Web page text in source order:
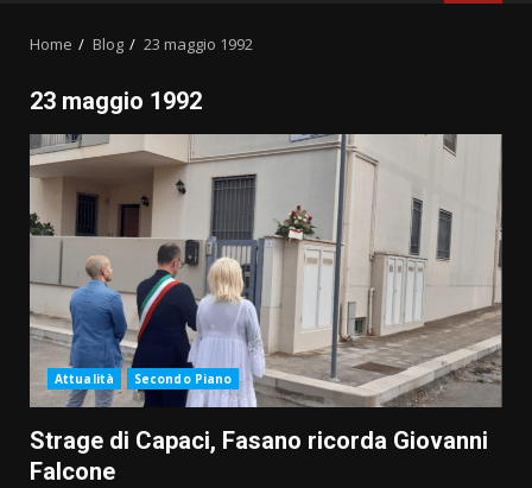
Home Blog 23 maggio 1992
23 maggio 1992
Attualità Secondo Piano
Strage di Capaci, Fasano ricorda Giovanni
Falcone